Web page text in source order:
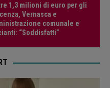
1,3 milioni di euro per gli
Vernasca e
comunale e
“Soddisfatti”